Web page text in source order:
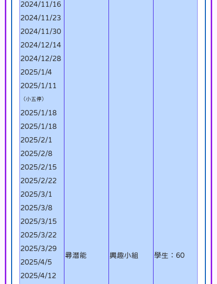
2024/11/16
2024/11/23
2024/11/30
2024/12/14
2024/12/28
2025/1/4
2025/1/11
（小五停）
2025/1/18
2025/1/18
2025/2/1
2025/2/8
2025/2/15
2025/2/22
2025/3/1
2025/3/8
2025/3/15
2025/3/22
2025/3/29
2025/4/5
2025/4/12
尋潛能 興趣小組 學生：60